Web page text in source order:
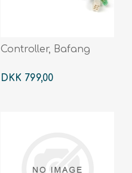
Controller, Bafang
DKK 799,00